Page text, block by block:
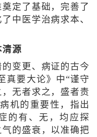
定了基础，完善了
中医学治病求本、
清源
变更、病证的古今
真要大论》中“谨守
无者求之，盛者责
机的重要性，指出
的有、无，均应探
的盛衰，以准确把